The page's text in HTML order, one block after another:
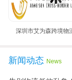
深圳市艾为森跨境物
新闻动态 News